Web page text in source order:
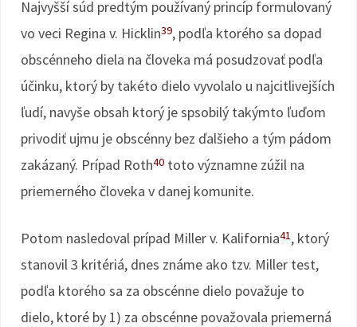
Najvyšší súd predtým používaný princíp formulovaný
vo veci Regina v. Hicklin39, podľa ktorého sa dopad
obscénneho diela na človeka má posudzovať podľa
účinku, ktorý by takéto dielo vyvolalo u najcitlivejších
ľudí, navyše obsah ktorý je spsobilý takýmto ľuďom
privodiť ujmu je obscénny bez ďalšieho a tým pádom
zakázaný. Prípad Roth40 toto významne zúžil na
priemerného človeka v danej komunite.
Potom nasledoval prípad Miller v. Kalifornia41, ktorý
stanovil 3 kritériá, dnes známe ako tzv. Miller test,
podľa ktorého sa za obscénne dielo považuje to
dielo, ktoré by 1) za obscénne považovala priemerná